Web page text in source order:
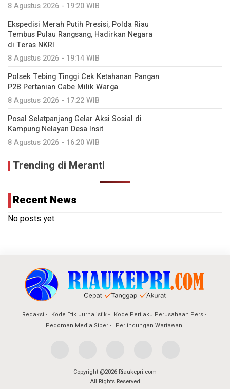
8 Agustus 2026 - 19:20 WIB
Ekspedisi Merah Putih Presisi, Polda Riau
Tembus Pulau Rangsang, Hadirkan Negara
di Teras NKRI
8 Agustus 2026 - 19:14 WIB
Polsek Tebing Tinggi Cek Ketahanan Pangan
P2B Pertanian Cabe Milik Warga
8 Agustus 2026 - 17:22 WIB
Posal Selatpanjang Gelar Aksi Sosial di
Kampung Nelayan Desa Insit
8 Agustus 2026 - 16:20 WIB
Trending di Meranti
Recent News
No posts yet.
Redaksi Kode Etik Jurnalistik
Kode Perilaku Perusahaan Pers
Pedoman Media Siber
Perlindungan Wartawan
Copyright @2026 Riaukepri.com
All Rights Reserved